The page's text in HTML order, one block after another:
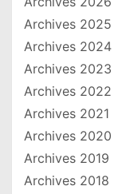
Archives 2025
Archives 2024
Archives 2023
Archives 2022
Archives 2021
Archives 2020
Archives 2019
Archives 2018